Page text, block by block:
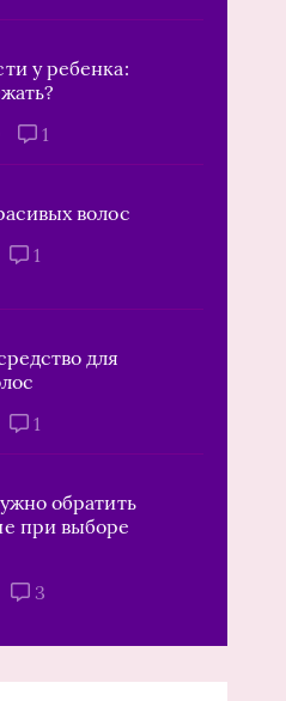
у ребенка:
1
волос
1
для
1
обратить
при выборе
3